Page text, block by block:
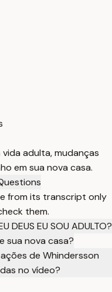
adulta, mudanças
em sua nova casa.
from its transcript only
them.
DEUS EU SOU ADULTO?
sua nova casa?
de Whindersson
no vídeo?